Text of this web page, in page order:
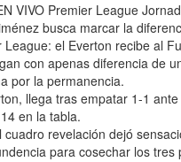
VIVO Premier League
busca marcar la
el Everton recibe al
con apenas diferencia de
por la permanencia.
llega tras empatar 1-1
en la tabla.
cuadro revelación dejó
para cosechar los tres